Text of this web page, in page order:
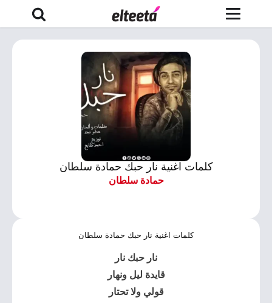
كلمات اغنية نار حبك حمادة سلطان
حمادة سلطان
كلمات اغنية نار حبك حمادة سلطان
نار حبك نار
قايدة ليل ونهار
قولي ولا تحتار